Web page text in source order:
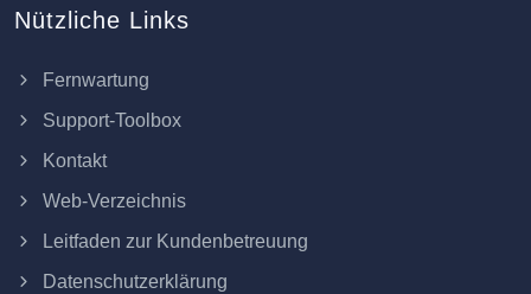
Nützliche Links
Fernwartung
Support-Toolbox
Kontakt
Web-Verzeichnis
Leitfaden zur Kundenbetreuung
Datenschutzerklärung